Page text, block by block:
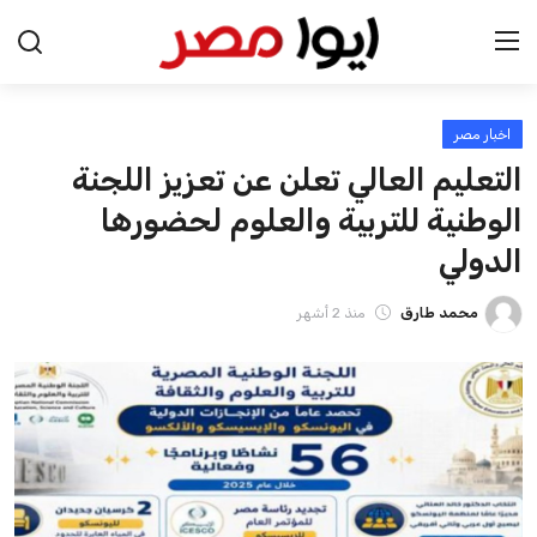
الرئيسية
اخبار مصر
عرب وعالم
اقتصاد
اخبار الرياضة
منوعات
فن وثقافة
اخبار مصر
التعليم العالي تعلن عن تعزيز اللجنة
الوطنية للتربية والعلوم لحضورها
الدولي
محمد طارق منذ 2 أشهر